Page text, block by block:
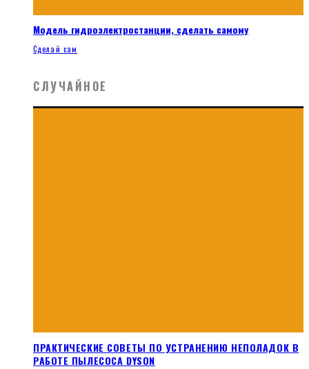
Модель гидроэлектростанции, сделать самому
Сделай сам
СЛУЧАЙНОЕ
ПРАКТИЧЕСКИЕ СОВЕТЫ ПО УСТРАНЕНИЮ НЕПОЛАДОК В
РАБОТЕ ПЫЛЕСОСА DYSON